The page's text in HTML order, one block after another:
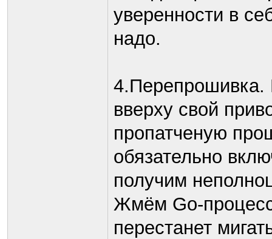
уверенности в
надо.
4.Пeрепрошивка.
вверху свой
пропатченую
обязательно
получим
Жмём Go-
перестанет